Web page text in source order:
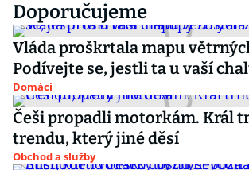
Doporučujeme
Vláda proškrtala mapu
Podívejte se, jestli ta u vaší
Domácí
Češi propadli motorkám. Král
trendu, který jiné děsí
Obchod a služby